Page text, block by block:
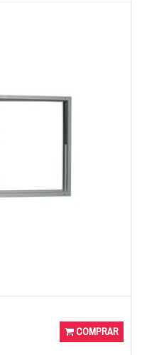
COMPRAR